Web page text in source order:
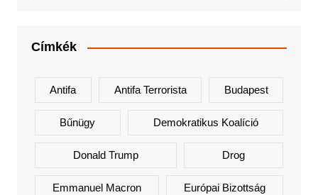
Címkék
Antifa Antifa Terrorista Budapest
Bűnügy Demokratikus Koalíció
Donald Trump Drog
Emmanuel Macron Európai Bizottság